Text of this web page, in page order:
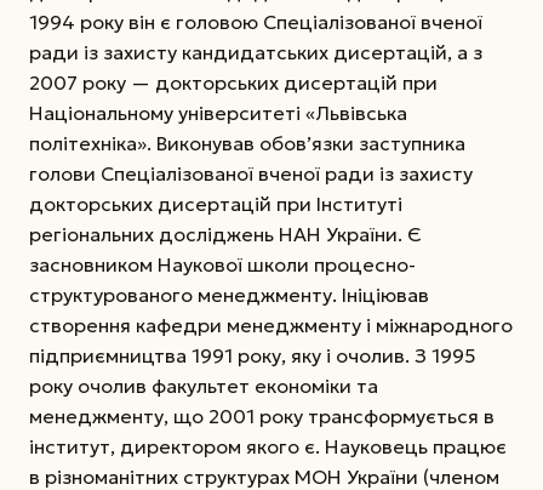
1994 року він є головою Спеціалізованої вченої
ради із захисту кандидатських дисертацій, а з
2007 року — докторських дисертацій при
Національному університеті «Львівська
політехніка». Виконував обов’язки заступника
голови Спеціалізованої вченої ради із захисту
докторських дисертацій при Інституті
регіональних досліджень НАН України. Є
засновником Наукової школи процесно-
структурованого менеджменту. Ініціював
створення кафедри менеджменту і міжнародного
підприємництва 1991 року, яку і очолив. З 1995
року очолив факультет економіки та
менеджменту, що 2001 року трансформується в
інститут, директором якого є. Науковець працює
в різноманітних структурах МОН України (членом